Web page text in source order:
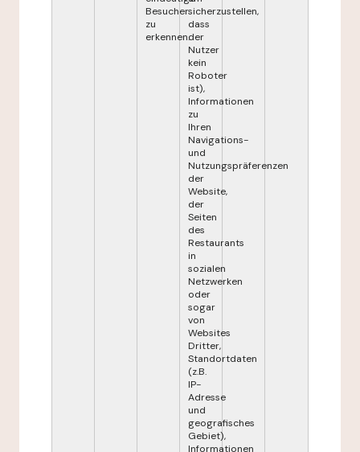
Besucher
zu
erkennen.
sicherzustellen,
dass
der
Nutzer
kein
Roboter
ist),
Informationen
zu
Ihren
Navigations-
und
Nutzungspräferenzen
der
Website,
der
Seiten
des
Restaurants
in
sozialen
Netzwerken
oder
sogar
von
Websites
Dritter,
Standortdaten
(z.B.
IP-
Adresse
und
geografisches
Gebiet),
Informationen